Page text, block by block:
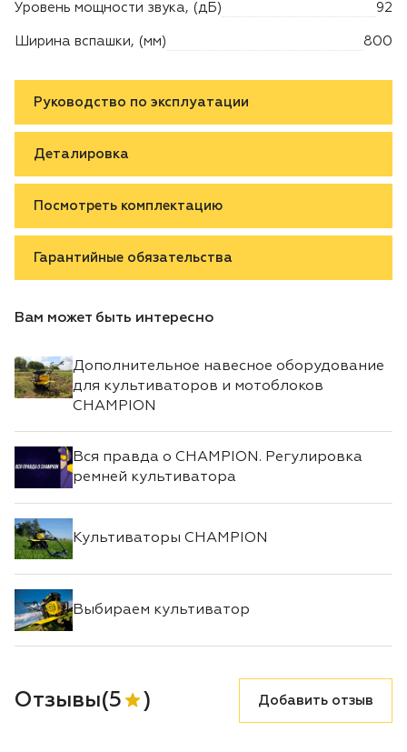
Уровень мощности звука, (дБ) 92
Ширина вспашки, (мм) 800
Руководство по эксплуатации
Деталировка
Посмотреть комплектацию
Гарантийные обязательства
Вам может быть интересно
Дополнительное навесное оборудование
для культиваторов и мотоблоков
CHAMPION
Вся правда о CHAMPION. Регулировка
ремней культиватора
Культиваторы CHAMPION
Выбираем культиватор
Отзывы(5 ) Добавить отзыв